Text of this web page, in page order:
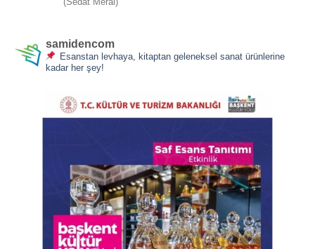
5
samidencom
Esanstan levhaya, kitaptan geleneksel sanat ürünlerine
kadar her şey!